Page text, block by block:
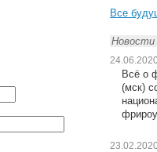
Все
Новости
24.06.2020
Всё о
(мск)
23.02.2020